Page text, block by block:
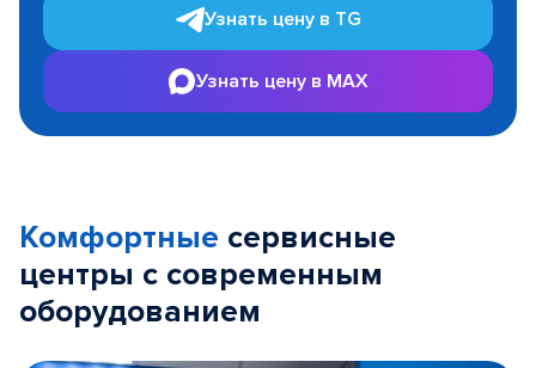
Узнать цену в TG
Узнать цену в MAX
Комфортные сервисные
центры с современным
оборудованием